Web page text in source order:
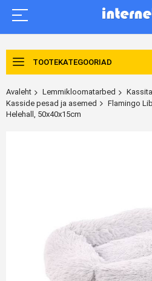
TOOTEKATEGOORIAD
Avaleht Lemmikloomatarbed
Kasside pesad ja asemed
Flamingo
Helehall, 50x40x15cm